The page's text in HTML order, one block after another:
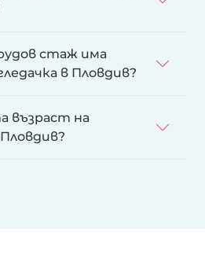
стаж има
в Пловдив?
възраст на